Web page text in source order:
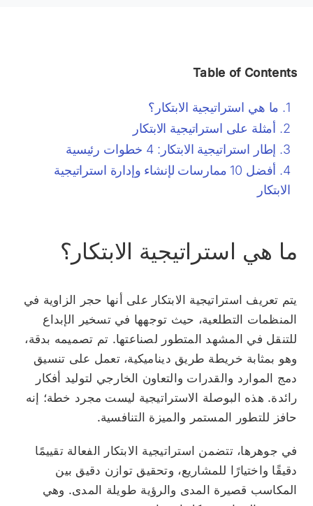
Table of Contents
ما هي استراتيجية الابتكار؟
أمثلة على استراتيجية الابتكار
إطار استراتيجية الابتكار: 4 خطوات رئيسية
أفضل 10 ممارسات لإنشاء وإدارة استراتيجية
الابتكار
ما هي استراتيجية الابتكار؟
يتم تعريف استراتيجية الابتكار على أنها حجر الزاوية في
المنظمات التطلعية، حيث توجهها في تسخير الإبداع
للتنقل في المشهد المتطور لصناعتها. تم تصميمه بدقة،
وهو بمثابة خريطة طريق ديناميكية، تعمل على تنسيق
دمج الموارد والقدرات والتعاون الخارجي لتوليد أفكار
رائدة. هذه البوصلة الاستراتيجية ليست مجرد خطة؛ إنه
حافز للتطور المستمر والميزة التنافسية.
في جوهرها، تتضمن استراتيجية الابتكار الفعالة تقييمًا
دقيقًا واختيارًا للمشاريع، وتحقيق توازن دقيق بين
المكاسب قصيرة المدى والرؤية طويلة المدى. وهي